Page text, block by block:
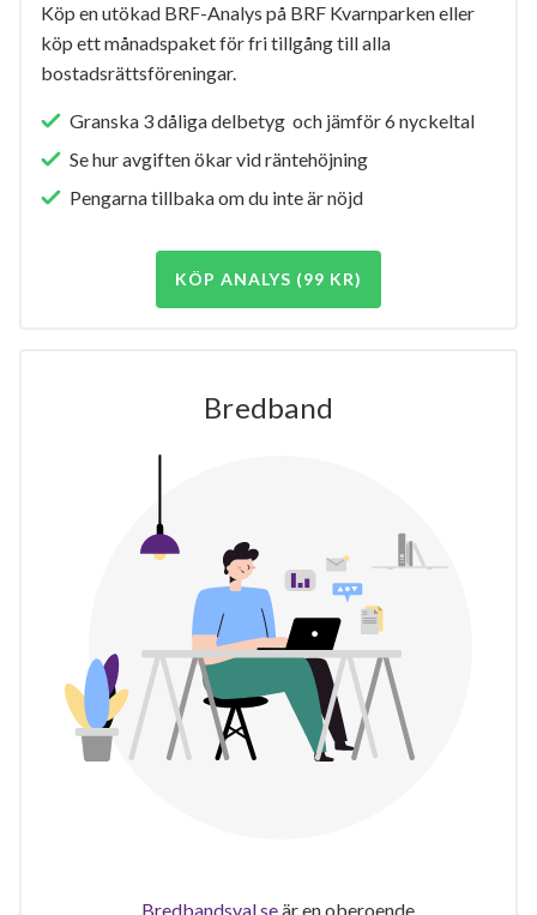
Köp en utökad BRF-Analys på BRF Kvarnparken eller
köp ett månadspaket för fri tillgång till alla
bostadsrättsföreningar.
Granska 3 dåliga delbetyg och jämför 6 nyckeltal
Se hur avgiften ökar vid räntehöjning
Pengarna tillbaka om du inte är nöjd
KÖP ANALYS (99 KR)
Bredband
Bredbandsval.seär en oberoende